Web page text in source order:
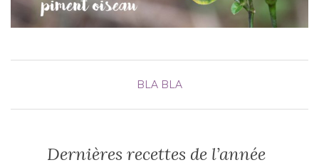
BLA BLA
Dernières recettes de l’année